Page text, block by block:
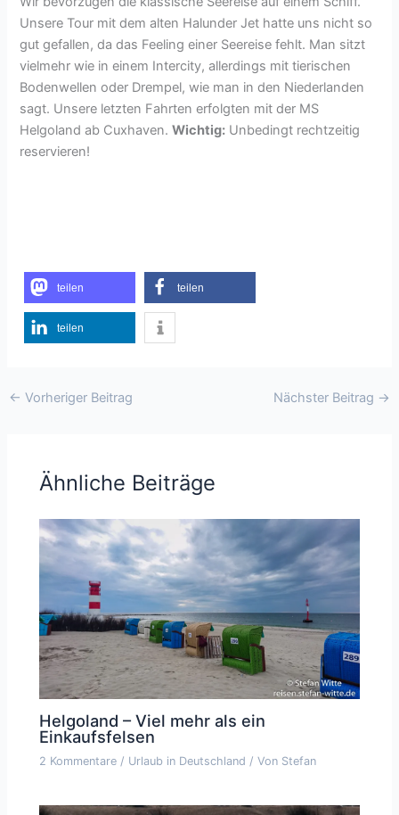
Unsere Tour mit dem alten Halunder Jet hatte uns nicht so
gut gefallen, da das Feeling einer Seereise fehlt. Man sitzt
vielmehr wie in einem Intercity, allerdings mit tierischen
Bodenwellen oder Drempel, wie man in den Niederlanden
sagt. Unsere letzten Fahrten erfolgten mit der MS
Helgoland ab Cuxhaven.Wichtig: Unbedingt rechtzeitig
reservieren!
teilen teilen
teilen
← Vorheriger Beitrag Nächster Beitrag →
Ähnliche Beiträge
Helgoland – Viel mehr als ein
Einkaufsfelsen
2 Kommentare / Urlaub in Deutschland / Von Stefan